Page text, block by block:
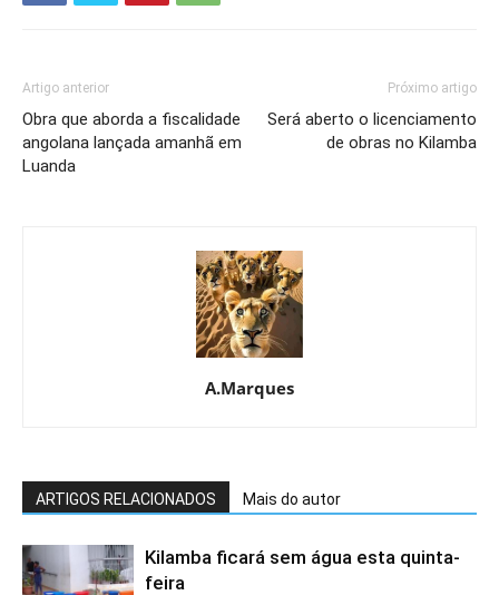
Artigo anterior
Obra que aborda a fiscalidade
angolana lançada amanhã em
Luanda
Próximo artigo
Será aberto o licenciamento
de obras no Kilamba
A.Marques
ARTIGOS RELACIONADOS Mais do autor
Kilamba ficará sem água esta quinta-
feira